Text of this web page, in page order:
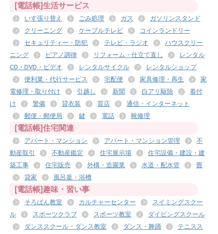
[電話帳]生活サービス
いす張り替え ごみ処理 ガス
ガソリンスタンド
クリーニング
ケーブルテレビ
コインランドリー
セキュリティー・防犯
テレビ・ラジオ
ハウスクリー
ニング
ピアノ調律 リフォーム・仕立て直し
レンタル
CD・DVD・ビデオ
レンタルサイクル
レンタルショップ
便利業・代行サービス
宅配便 家具修理・再生
家
電修理・取り付け
引越し 新聞 白アリ駆除
着付
け
警備 貸衣装 質店
通信・インターネット
郵便・郵便局
鍵 電話 靴修理
[電話帳]住宅関連
アパート・マンション アパート・マンション管理
不
動産取引
不動産鑑定 住宅展示場
住宅設備・建設・建
築工事
住宅販売 外構・造園業 水道・配水管
畳
貸家
風呂釜・浴槽
[電話帳]趣味・習い事
そろばん教室 カルチャーセンター
スイミングスクー
ル
スポーツクラブ スポーツ教室
ダイビングスクール
ダンススクール・ダンス教室
ダンス・舞踊
テニスス